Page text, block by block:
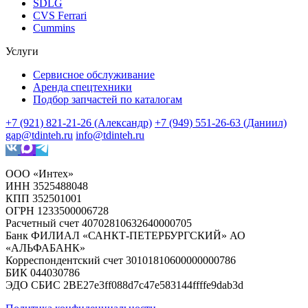
SDLG
CVS Ferrari
Cummins
Услуги
Сервисное обслуживание
Аренда спецтехники
Подбор запчастей по каталогам
+7 (921) 821-21-26 (Александр) +7 (949) 551-26-63 (Даниил)
gap@tdinteh.ru info@tdinteh.ru
ООО «Интех»
ИНН 3525488048
КПП 352501001
ОГРН 1233500006728
Расчетный счет 40702810632640000705
Банк ФИЛИАЛ «САНКТ-ПЕТЕРБУРГСКИЙ» АО
«АЛЬФАБАНК»
Корреспондентский счет 30101810600000000786
БИК 044030786
ЭДО СБИС 2BE27e3ff088d7c47e583144ffffe9dab3d